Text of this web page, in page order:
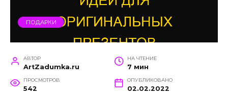
ПОДАРКИ
АВТОР
ArtZadumka.ru
НА ЧТЕНИЕ
7 мин
ПРОСМОТРОВ
542
ОПУБЛИКОВАНО
02.02.2022